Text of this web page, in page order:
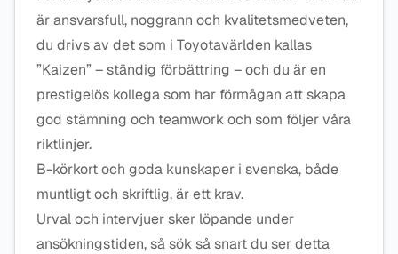
är ansvarsfull, noggrann och kvalitetsmedveten,
du drivs av det som i Toyotavärlden kallas
”Kaizen” – ständig förbättring – och du är en
prestigelös kollega som har förmågan att skapa
god stämning och teamwork och som följer våra
riktlinjer.
B-körkort och goda kunskaper i svenska, både
muntligt och skriftlig, är ett krav.
Urval och intervjuer sker löpande under
ansökningstiden, så sök så snart du ser detta